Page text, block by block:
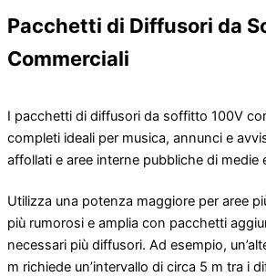
Pacchetti di Diffusori da
Commerciali
I pacchetti di diffusori da soffitto 100V
completi ideali per musica, annunci e
affollati e aree interne pubbliche di medie
Utilizza una potenza maggiore per aree
più rumorosi e amplia con pacchetti
necessari più diffusori. Ad esempio,
m richiede un’intervallo di circa 5 m tra i